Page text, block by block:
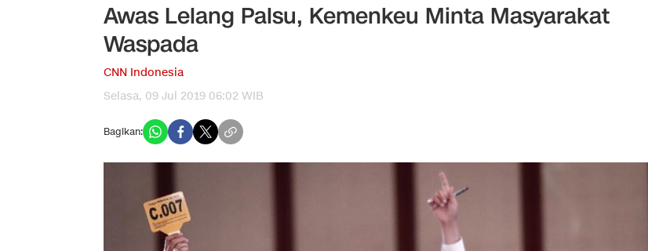
Awas Lelang Palsu, Kemenkeu Minta Masyarakat
Waspada
CNN Indonesia
Selasa, 09 Jul 2019 06:02 WIB
Bagikan: